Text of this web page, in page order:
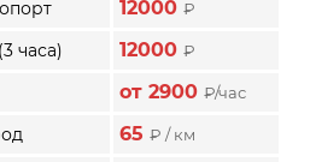
12000₽
часа) 12000₽
от 2900₽/час
65₽ / км